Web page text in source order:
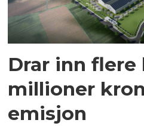
Drar inn flere
millioner
emisjon